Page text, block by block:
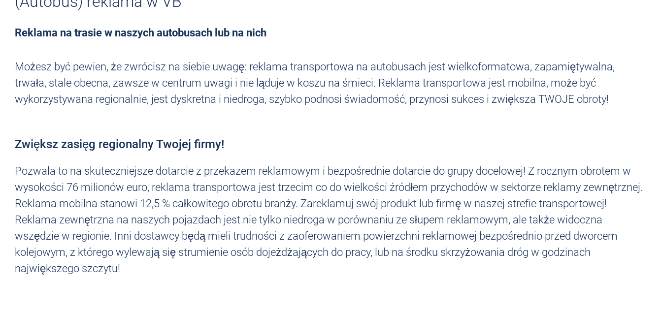
Reklama na trasie w naszych autobusach lub na nich
Możesz być pewien, że zwrócisz na siebie uwagę: reklama transportowa na autobusach jest wielkoformatowa, zapamiętywalna,
trwała, stale obecna, zawsze w centrum uwagi i nie ląduje w koszu na śmieci. Reklama transportowa jest mobilna, może być
wykorzystywana regionalnie, jest dyskretna i niedroga, szybko podnosi świadomość, przynosi sukces i zwiększa TWOJE obroty!
Zwiększ zasięg regionalny Twojej firmy!
Pozwala to na skuteczniejsze dotarcie z przekazem reklamowym i bezpośrednie dotarcie do grupy docelowej! Z rocznym obrotem w
wysokości 76 milionów euro, reklama transportowa jest trzecim co do wielkości źródłem przychodów w sektorze reklamy zewnętrznej.
Reklama mobilna stanowi 12,5 % całkowitego obrotu branży. Zareklamuj swój produkt lub firmę w naszej strefie transportowej!
Reklama zewnętrzna na naszych pojazdach jest nie tylko niedroga w porównaniu ze słupem reklamowym, ale także widoczna
wszędzie w regionie. Inni dostawcy będą mieli trudności z zaoferowaniem powierzchni reklamowej bezpośrednio przed dworcem
kolejowym, z którego wylewają się strumienie osób dojeżdżających do pracy, lub na środku skrzyżowania dróg w godzinach
największego szczytu!